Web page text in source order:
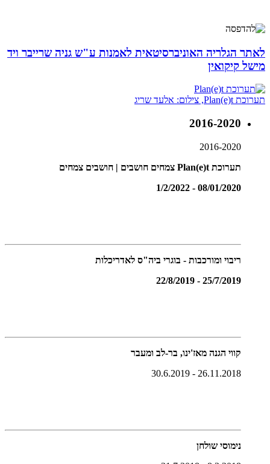
לאתר הגלריה האוניברסיטאית לאמנות ע"ש גניה שרייבר ויד
מישל קיקואין
תערוכת Plan(e)t, צילום: אלעד שריג
2016-2020
2016-2020
תערוכת Plan(e)t צמחים חושבים | חושבים צמחים
08/01/2020 - 1/2/2022
ריבוי ומורכבות - בוגרי ביה"ס לאדריכלות
25/7/2019 - 22/8/2019
קווי הגנה מאז'ינו, בר-לב ומעבר
26.11.2018 - 30.6.2019
נימוסי שולחן